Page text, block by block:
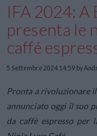
IFA 2024:
presenta le
caffé
5 Settembre 2024 14:59 by
Pronta a rivoluzionare
annunciato oggi il suo
da caffè espresso per